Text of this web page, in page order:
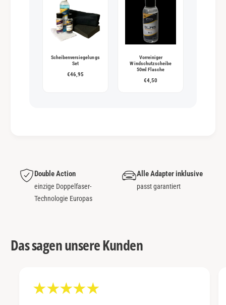
Scheibenversiegelungs
Set
€46,95
Vorreiniger
Windschutzscheibe
50ml Flasche
€4,50
Double Action
einzige Doppelfaser-
Technologie Europas
Alle Adapter inklusive
passt garantiert
Das sagen unsere Kunden